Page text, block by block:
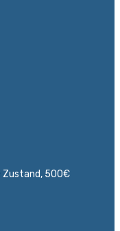
Zustand, 500€